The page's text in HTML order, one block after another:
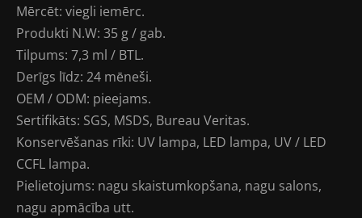
Mērcēt: viegli iemērc.
Produkti N.W: 35 g / gab.
Tilpums: 7,3 ml / BTL.
Derīgs līdz: 24 mēneši.
OEM / ODM: pieejams.
Sertifikāts: SGS, MSDS, Bureau Veritas.
Konservēšanas rīki: UV lampa, LED lampa, UV / LED
CCFL lampa.
Pielietojums: nagu skaistumkopšana, nagu salons,
nagu apmācība utt.